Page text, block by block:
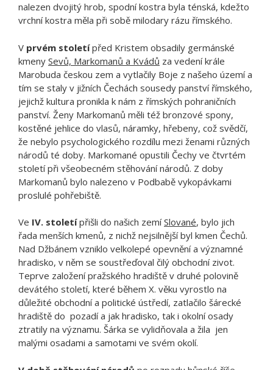
nalezen dvojitý hrob, spodní kostra byla ténská, kdežto
vrchní kostra měla při sobě milodary rázu římského.
V prvém stoletípřed Kristem obsadily germánské
kmeny Sevů, Markomanů a Kvádů za vedení krále
Marobuda českou zem a vytlačily Boje z našeho území a
tím se staly v jižních Čechách sousedy panství římského,
jejichž kultura pronikla k nám z římských pohraničních
panství. Ženy Markomanů měli též bronzové spony,
kostěné jehlice do vlasů, náramky, hřebeny, což svědčí,
že nebylo psychologického rozdílu mezi ženami různých
národů té doby. Markomané opustili Čechy ve čtvrtém
století při všeobecném stěhování národů. Z doby
Markomanů bylo nalezeno v Podbabě vykopávkami
proslulé pohřebiště.
Ve IV. stoletípřišli do našich zemíSlované, bylo jich
řada menších kmenů, z nichž nejsilnější byl kmen Čechů.
Nad Džbánem vzniklo velkolepé opevnění a významné
hradisko, v něm se soustřeďoval čilý obchodní zivot.
Teprve založení pražského hradiště v druhé polovině
devátého století, které během X. věku vyrostlo na
důležité obchodní a politické ústředí, zatlačilo šárecké
hradiště do pozadí a jak hradisko, tak i okolní osady
ztratily na významu. Šárka se vylidňovala a žila jen
malými osadami a samotami ve svém okolí.